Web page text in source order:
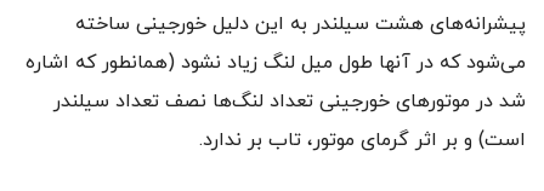
پیشرانه‌های هشت سیلندر به این دلیل خورجینی ساخته
می‌شود که در آنها طول میل لنگ زیاد نشود (همانطور که اشاره
شد در موتورهای خورجینی تعداد لنگ‌ها نصف تعداد سیلندر
است) و بر اثر گرمای موتور، تاب بر ندارد.